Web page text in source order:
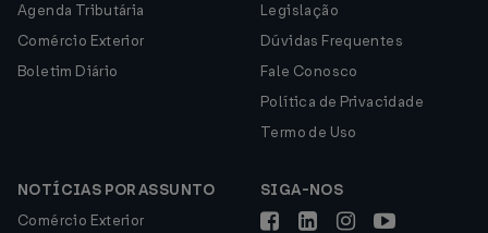
Agenda Tributária
Comércio Exterior
Boletim Diário
Legislação
Dúvidas Frequentes
Fale Conosco
Política de Privacidade
Termo de Uso
NOTÍCIAS POR ASSUNTO
Comércio Exterior
SIGA-NOS